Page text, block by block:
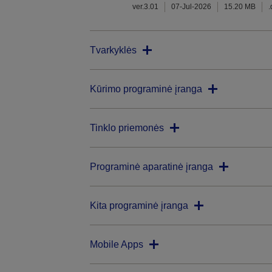
ver.3.01 07-Jul-2026 15.20 MB
Tvarkyklės
Kūrimo programinė įranga
Tinklo priemonės
Programinė aparatinė įranga
Kita programinė įranga
Mobile Apps